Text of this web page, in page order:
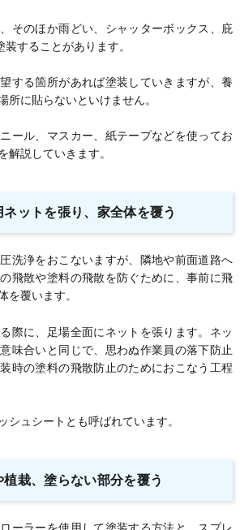
そのほか雨どい、シャッターボックス、庇
することがあります。
する箇所があれば塗装していきますが、養
所に貼らないといけません。
ール、マスカー、紙テープなどを使ってお
解説していきます。
ットを張り、家全体を覆う
洗浄をおこないますが、隣地や前面道路へ
飛散や塗料の飛散を防ぐために、事前に飛
を覆います。
際に、足場全面にネットを張ります。ネッ
味合いと同じで、思わぬ作業員の落下防止
時の塗料の飛散防止のためにおこなう工程
シュシートとも呼ばれています。
栽、塗らない部分を覆う